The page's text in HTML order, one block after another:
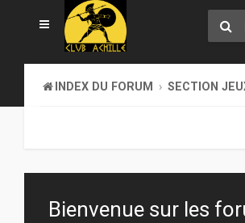
INDEX DU FORUM SECTION
Bienvenue sur les